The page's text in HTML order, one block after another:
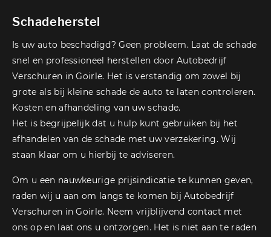
Schadeherstel
Is uw auto beschadigd? Geen probleem. Laat de schade
snel en professioneel herstellen door Autobedrijf
Verschuren in Goirle. Het is verstandig om zowel bij
grote als bij kleine schade de auto te laten controleren.
Kosten en afhandeling van uw schade.
Het is begrijpelijk dat u hulp kunt gebruiken bij het
afhandelen van de schade met uw verzekering. Wij
staan klaar om u hierbij te adviseren.
Om u een nauwkeurige prijsindicatie te kunnen geven,
raden wij u aan om langs te komen bij Autobedrijf
Verschuren in Goirle. Neem vrijblijvend contact met
ons op en laat ons u ontzorgen. Het is niet aan te raden